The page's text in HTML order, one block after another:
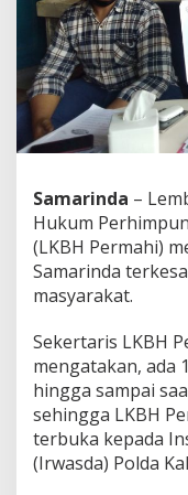
Samarinda –
Hukum
(LKBH Permahi)
Samarinda
masyarakat.
Sekertaris LKBH
mengatakan, ada
hingga sampai
sehingga LKBH
terbuka kepada
(Irwasda) Polda